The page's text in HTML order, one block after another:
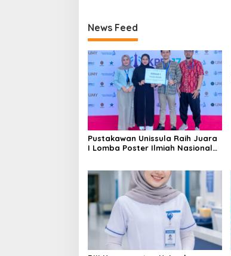
News Feed
Pustakawan Unissula Raih Juara
I Lomba Poster Ilmiah Nasional